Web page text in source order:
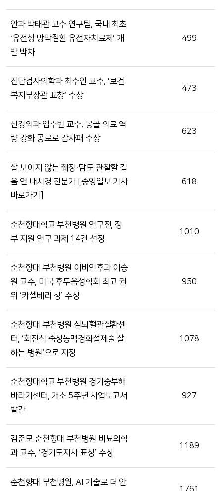
안과 박태관 교수 연구팀, 국내 최초
‘유전성 망막질환 유전자치료제‘ 개
발 박차
499
진단검사의학과 최수인 교수, ‘보건
복지부장관 표창’ 수상
473
신경외과 임수빈 교수, 몽골 의료 역
량 강화 공로로 감사패 수상
623
잘 보이지 않는 췌장·담도 관찰할 길
을 연 내시경 전문가 [중앙일보 기사
바로가기]
618
순천향대학교 부천병원 연구진, 정
부 지원 연구 과제 14건 선정
1010
순천향대 부천병원 이비인후과 이승
원 교수, 미국 후두음성학회 최고 권
위 ‘카셀베리 상’ 수상
950
순천향대 부천병원 심뇌혈관질환센
터, ‘회전식 죽상동맥경화절제술 잘
하는 병원’으로 지정
1078
순천향대학교 부천병원 경기중부해
바라기센터, 개소 5주년 사업보고서
발간
927
김준모 순천향대 부천병원 비뇨의학
과 교수, ‘경기도지사 표창’ 수상
1189
순천향대 부천병원, AI 기술로 더 안
1761